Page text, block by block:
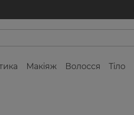
Макіяж Волосся Тіло